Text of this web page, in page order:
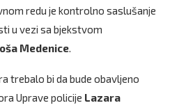
redu je kontrolno saslušanje
u vezi sa bjekstvom
Medenice.
trebalo bi da bude obavljeno
Uprave policije Lazara